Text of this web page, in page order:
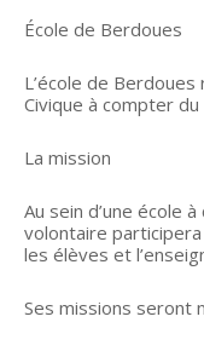
École de Berdoues
L’école de
Civique à compter
La mission
Au sein d’une école
volontaire participera
les élèves et
Ses missions seront